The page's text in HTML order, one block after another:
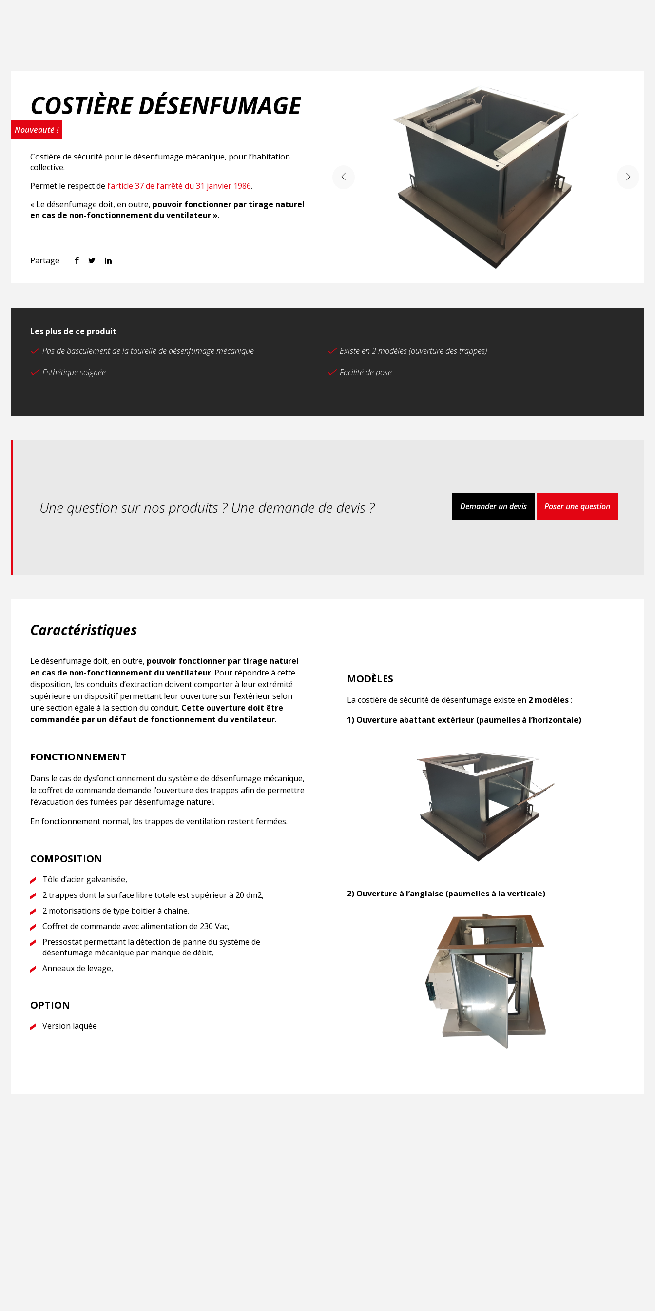
COSTIÈRE DÉSENFUMAGE
Nouveauté !
Costière de sécurité pour le désenfumage mécanique, pour l’habitation
collective.
Permet le respect de l’article 37 de l’arrêté du 31 janvier 1986.
« Le désenfumage doit, en outre, pouvoir fonctionner par tirage naturel
en cas de non-fonctionnement du ventilateur ».
Partage
Les plus de ce produit
Pas de basculement de la tourelle de désenfumage mécanique
Existe en 2 modèles (ouverture des trappes)
Esthétique soignée
Facilité de pose
Une question sur nos produits ? Une demande de devis ? Demander un devis Poser une question
Caractéristiques
Le désenfumage doit, en outre, pouvoir fonctionner par tirage naturel
en cas de non-fonctionnement du ventilateur. Pour répondre à cette
disposition, les conduits d’extraction doivent comporter à leur extrémité
supérieure un dispositif permettant leur ouverture sur l’extérieur selon
une section égale à la section du conduit. Cette ouverture doit être
commandée par un défaut de fonctionnement du ventilateur.
FONCTIONNEMENT
Dans le cas de dysfonctionnement du système de désenfumage mécanique,
le coffret de commande demande l’ouverture des trappes afin de permettre
l’évacuation des fumées par désenfumage naturel.
En fonctionnement normal, les trappes de ventilation restent fermées.
COMPOSITION
Tôle d’acier galvanisée,
2 trappes dont la surface libre totale est supérieur à 20 dm2,
2 motorisations de type boitier à chaine,
Coffret de commande avec alimentation de 230 Vac,
Pressostat permettant la détection de panne du système de
désenfumage mécanique par manque de débit,
Anneaux de levage,
OPTION
Version laquée
MODÈLES
La costière de sécurité de désenfumage existe en 2 modèles:
1) Ouverture abattant extérieur (paumelles à l’horizontale)
2) Ouverture à l’anglaise (paumelles à la verticale)